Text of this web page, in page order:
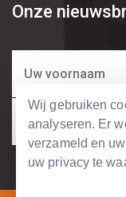
Wij gebruiken
analyseren. Er
verzameld en
uw privacy te
Onze